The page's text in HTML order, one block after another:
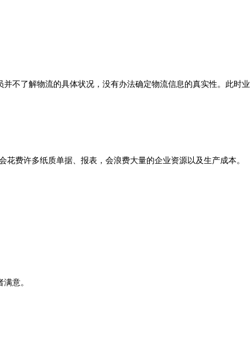
不了解物流的具体状况，没有办法确定物流信息的真实性。此时业
费许多纸质单据、报表，会浪费大量的企业资源以及生产成本。
意。